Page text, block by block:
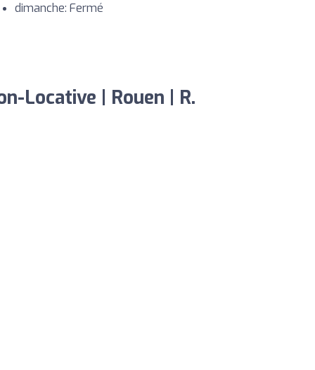
dimanche: Fermé
Locative | Rouen | R.